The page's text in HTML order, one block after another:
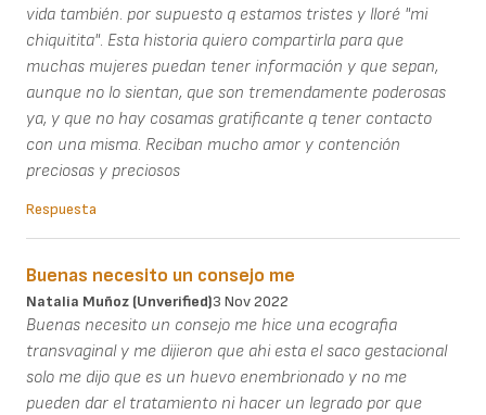
vida también. por supuesto q estamos tristes y lloré "mi
chiquitita". Esta historia quiero compartirla para que
muchas mujeres puedan tener información y que sepan,
aunque no lo sientan, que son tremendamente poderosas
ya, y que no hay cosamas gratificante q tener contacto
con una misma. Reciban mucho amor y contención
preciosas y preciosos
Respuesta
Buenas necesito un consejo me
Natalia Muñoz (unverified)3 Nov 2022
Buenas necesito un consejo me hice una ecografia
transvaginal y me dijieron que ahi esta el saco gestacional
solo me dijo que es un huevo enembrionado y no me
pueden dar el tratamiento ni hacer un legrado por que